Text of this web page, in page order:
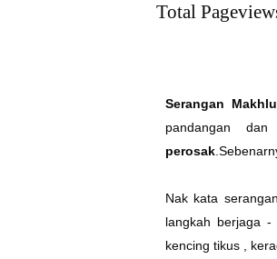
Total
Serangan
pandangan
perosak
Nak kata
langkah berjaga -
kencing tikus ,